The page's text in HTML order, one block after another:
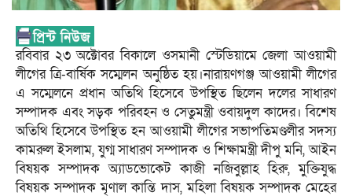
রবিবার ২৩ অক্টোবর বিকালে ওসমানী স্টেডিয়ামে জেলা আওয়ামী
লীগের ত্রি-বার্ষিক সম্মেলন অনুষ্ঠিত হয়।নারায়ণগঞ্জ আওয়ামী লীগের
এ সম্মেলনে প্রধান অতিথি হিসেবে উপস্থিত ছিলেন দলের সাধারণ
সম্পাদক এবং সড়ক পরিবহন ও সেতুমন্ত্রী ওবায়দুল কাদের। বিশেষ
অতিথি হিসেবে উপস্থিত হন আওয়ামী লীগের সভাপতিমণ্ডলীর সদস্য
কামরুল ইসলাম, যুগ্ম সাধারণ সম্পাদক ও শিক্ষামন্ত্রী দীপু মনি, আইন
বিষয়ক সম্পাদক অ্যাডভোকেট কাজী নজিবুল্লাহ হিরু, মুক্তিযুদ্ধ
বিষয়ক সম্পাদক মৃণাল কান্তি দাস, মহিলা বিষয়ক সম্পাদক মেহের